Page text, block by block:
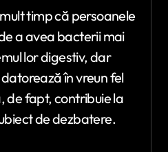
timp că persoanele
a avea bacterii mai
lor digestiv, dar
în vreun fel
de fapt, contribuie la
de dezbatere.